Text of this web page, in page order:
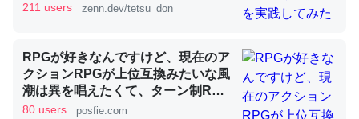
コオロギのカルシウム分はエビの600分の1程度。
─ニュース :: 【研究発表】昆虫学の大問題＝「昆虫はなぜ海にいな
いのか」に関する新仮説
211 users zenn.dev/tetsu_don
RPGが好きなんですけど、現在のア
クションRPGが上位互換みたいな風
潮は異を唱えたくて、ターン制RPG
にはターン制の良さがあると思って
80 users posfie.com